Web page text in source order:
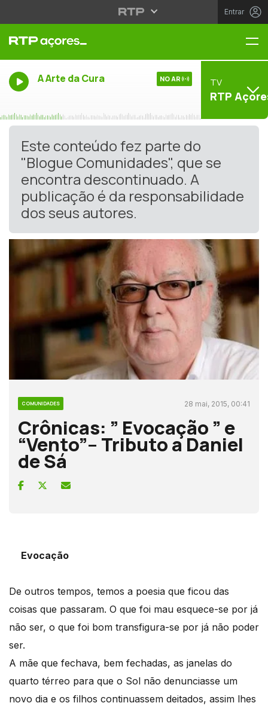
Entrar
A Arte da Cura NO AR TV
RTP
Este conteúdo fez parte do
"Blogue Comunidades", que se
encontra descontinuado. A
publicação é da responsabilidade
dos seus autores.
COMUNIDADES 28 mai, 2015, 00:41
Crônicas: ” Evocação ” e
“Vento”– Tributo a Daniel
de Sá
Evocação
De outros tempos, temos a poesia que ficou das
coisas que passaram. O que foi mau esquece-se por já
não ser, o que foi bom transfigura-se por já não poder
ser.
A mãe que fechava, bem fechadas, as janelas do
quarto térreo para que o Sol não denunciasse um
novo dia e os filhos continuassem deitados, assim lhes